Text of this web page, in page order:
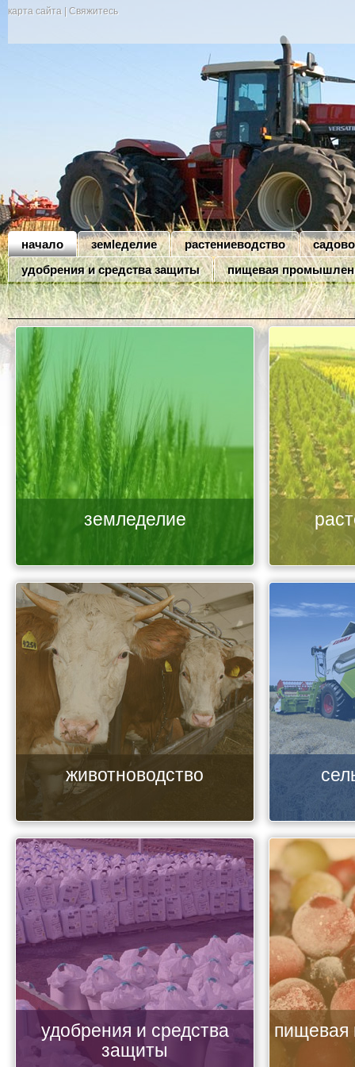
карта сайта | Свяжитесь
начало земleделие растениеводство
удобрения и средства защиты
пищевая
земледелие
животноводство
удобрения и средства
защиты
пищевая